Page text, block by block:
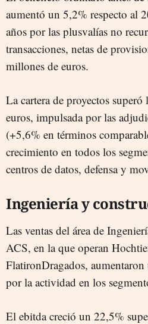
aumentó un 5,2% respecto al
años por las plusvalías no
transacciones, netas de
millones de euros.
La cartera de proyectos
euros, impulsada por las
(+5,6% en términos
crecimiento en todos los
centros de datos, defensa y
Ingeniería y
Las ventas del área de
ACS, en la que operan
FlatironDragados,
por la actividad en los
El ebitda creció un 22,5%